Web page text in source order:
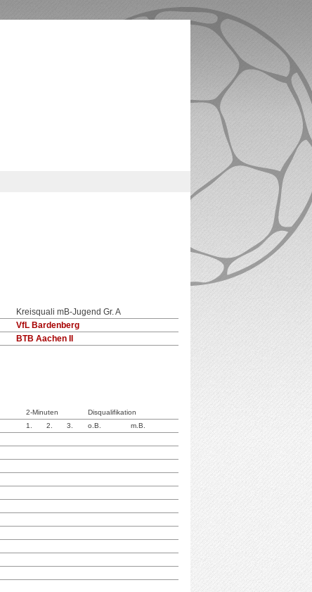
Kreisquali mB-Jugend Gr. A
VfL Bardenberg
BTB Aachen II
2-Minuten
Disqualifikation
1. 2. 3. o.B. m.B.